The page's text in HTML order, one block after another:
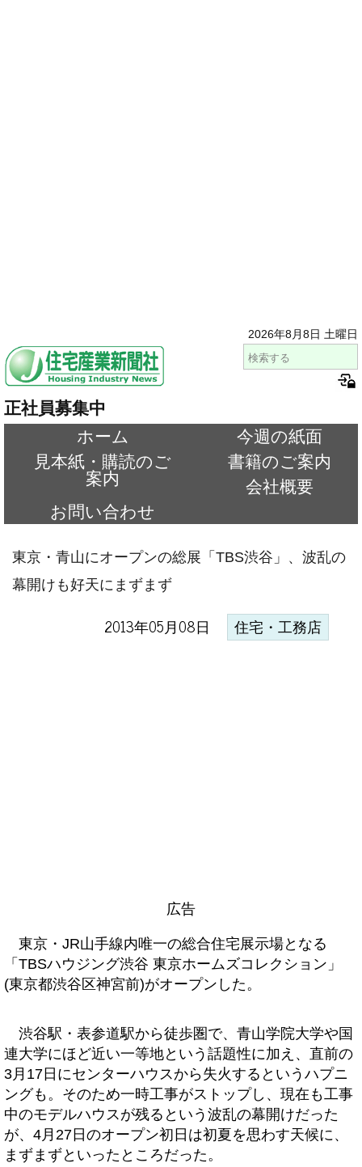
2026年8月8日 土曜日
正社員募集中
ホーム
今週の紙面
見本紙・購読のご
案内
書籍のご案内
会社概要
お問い合わせ
東京・青山にオープンの総展「TBS渋谷」、波乱の
幕開けも好天にまずまず
2013年05月08日 住宅・工務店
広告
東京・JR山手線内唯一の総合住宅展示場となる
「TBSハウジング渋谷 東京ホームズコレクション」
(東京都渋谷区神宮前)がオープンした。
渋谷駅・表参道駅から徒歩圏で、青山学院大学や国
連大学にほど近い一等地という話題性に加え、直前の
3月17日にセンターハウスから失火するというハプニ
ングも。そのため一時工事がストップし、現在も工事
中のモデルハウスが残るという波乱の幕開けだった
が、4月27日のオープン初日は初夏を思わす天候に、
まずまずといったところだった。